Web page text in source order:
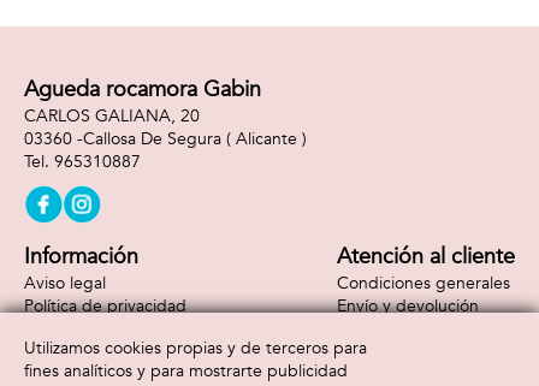
Agueda rocamora Gabin
CARLOS GALIANA, 20
03360 -Callosa De Segura ( Alicante )
965310887
Información
Aviso legal
Política de privacidad
Atención al cliente
Condiciones generales
Envío y devolución
Formas de pago
Utilizamos cookies propias y de terceros para
fines analíticos y para mostrarte publicidad